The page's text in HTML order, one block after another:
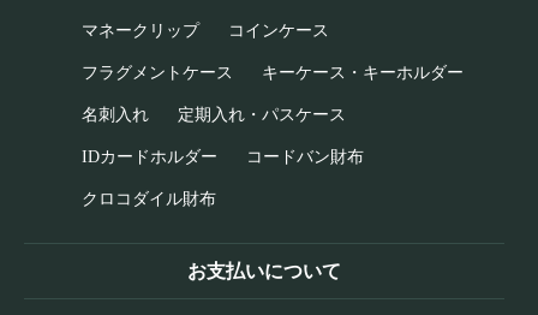
マネークリップ コインケース
フラグメントケース キーケース・キーホルダー
名刺入れ 定期入れ・パスケース
IDカードホルダー コードバン財布
クロコダイル財布
お支払いについて